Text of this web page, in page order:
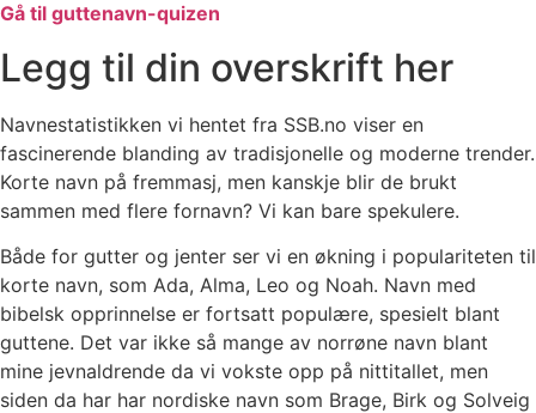
Gå til guttenavn-quizen
Legg til din overskrift her
Navnestatistikken vi hentet fra SSB.no viser en
fascinerende blanding av tradisjonelle og moderne trender.
Korte navn på fremmasj, men kanskje blir de brukt
sammen med flere fornavn? Vi kan bare spekulere.
Både for gutter og jenter ser vi en økning i populariteten til
korte navn, som Ada, Alma, Leo og Noah. Navn med
bibelsk opprinnelse er fortsatt populære, spesielt blant
guttene. Det var ikke så mange av norrøne navn blant
mine jevnaldrende da vi vokste opp på nittitallet, men
siden da har har nordiske navn som Brage, Birk og Solveig